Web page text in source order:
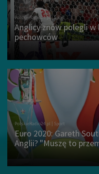
Anglicy znów polegli w
pechowców
Euro 2020: Gareth
Anglii? "Muszę to